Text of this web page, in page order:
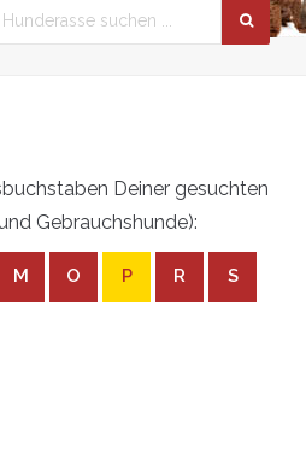
Deiner gesuchten
Gebrauchshunde):
M O P R S